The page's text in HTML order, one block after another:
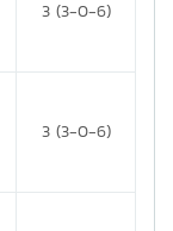
3 (3-0-6)
3 (3-0-6)